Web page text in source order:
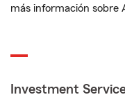
más información sobre
Investment